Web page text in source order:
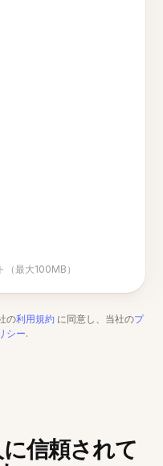
最大100MB）
の利用規約 に同意し、当社のプ
シー.
信頼されて